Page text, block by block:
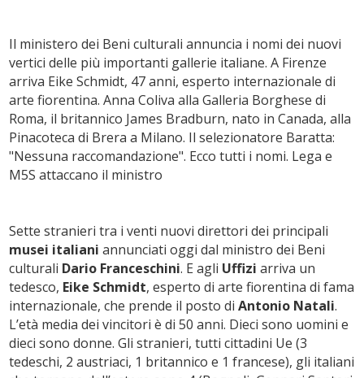
Il ministero dei Beni culturali annuncia i nomi dei nuovi
vertici delle più importanti gallerie italiane. A Firenze
arriva Eike Schmidt, 47 anni, esperto internazionale di
arte fiorentina. Anna Coliva alla Galleria Borghese di
Roma, il britannico James Bradburn, nato in Canada, alla
Pinacoteca di Brera a Milano. Il selezionatore Baratta:
"Nessuna raccomandazione". Ecco tutti i nomi. Lega e
M5S attaccano il ministro
Sette stranieri tra i venti nuovi direttori dei principali
musei italiani annunciati oggi dal ministro dei Beni
culturali Dario Franceschini. E agli Uffizi arriva un
tedesco, Eike Schmidt, esperto di arte fiorentina di fama
internazionale, che prende il posto diAntonio Natali.
L’età media dei vincitori è di 50 anni. Dieci sono uomini e
dieci sono donne. Gli stranieri, tutti cittadini Ue (3
tedeschi, 2 austriaci, 1 britannico e 1 francese), gli italiani